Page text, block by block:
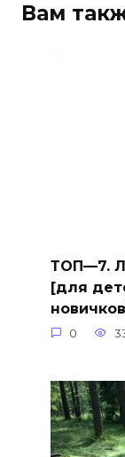
Вам
ТОП—7.
[для
0